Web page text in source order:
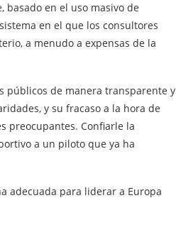
en el uso masivo de
en el que los consultores
a menudo a expensas de la
públicos de manera transparente y
y su fracaso a la hora de
preocupantes. Confiarle la
a un piloto que ya ha
adecuada para liderar a Europa